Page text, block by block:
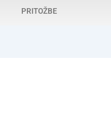
PRITOŽBE